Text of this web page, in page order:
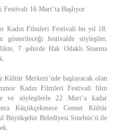
16 Mart’ta Başlıyor
Kadın Filmleri Festivali bu yıl 18.
gösterileceği festivalde söyleşiler,
7 şehirde Hak Odaklı Sinema
Kültür Merkezi’nde başlayacak olan
Kadın Filmleri Festivali film
ve söyleşilerle 22 Mart’a kadar
Küçükçekmece Cennet Kültür
Büyükşehir Belediyesi Sinebüs’ü ile